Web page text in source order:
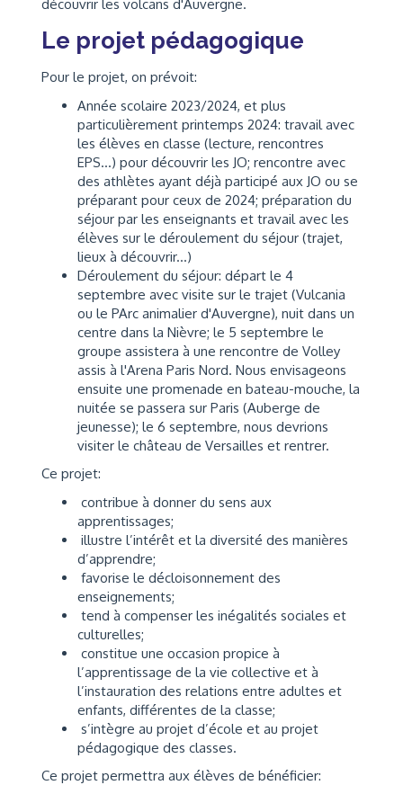
découvrir les volcans d'Auvergne.
Le projet pédagogique
Pour le projet, on prévoit:
Année scolaire 2023/2024, et plus
particulièrement printemps 2024: travail avec
les élèves en classe (lecture, rencontres
EPS...) pour découvrir les JO; rencontre avec
des athlètes ayant déjà participé aux JO ou se
préparant pour ceux de 2024; préparation du
séjour par les enseignants et travail avec les
élèves sur le déroulement du séjour (trajet,
lieux à découvrir...)
Déroulement du séjour: départ le 4
septembre avec visite sur le trajet (Vulcania
ou le PArc animalier d'Auvergne), nuit dans un
centre dans la Nièvre; le 5 septembre le
groupe assistera à une rencontre de Volley
assis à l'Arena Paris Nord. Nous envisageons
ensuite une promenade en bateau-mouche, la
nuitée se passera sur Paris (Auberge de
jeunesse); le 6 septembre, nous devrions
visiter le château de Versailles et rentrer.
Ce projet:
contribue à donner du sens aux
apprentissages;
illustre l’intérêt et la diversité des manières
d’apprendre;
favorise le décloisonnement des
enseignements;
tend à compenser les inégalités sociales et
culturelles;
constitue une occasion propice à
l’apprentissage de la vie collective et à
l’instauration des relations entre adultes et
enfants, différentes de la classe;
s’intègre au projet d’école et au projet
pédagogique des classes.
Ce projet permettra aux élèves de bénéficier: